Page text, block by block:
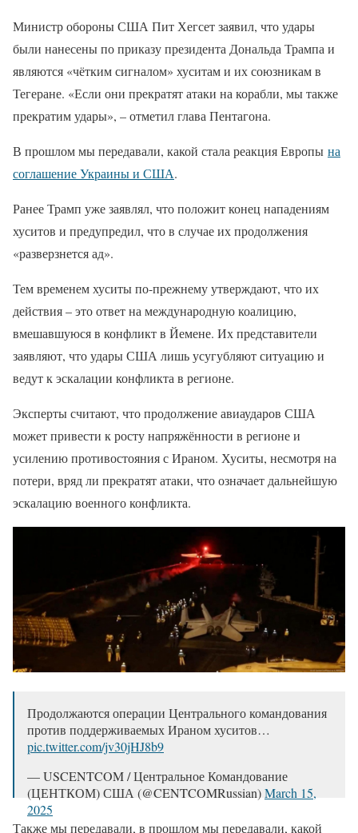
Министр обороны США Пит Хегсет заявил, что удары
были нанесены по приказу президента Дональда Трампа и
являются «чётким сигналом» хуситам и их союзникам в
Тегеране. «Если они прекратят атаки на корабли, мы также
прекратим удары», – отметил глава Пентагона.
В прошлом мы передавали, какой стала реакция Европы на
соглашение Украины и США.
Ранее Трамп уже заявлял, что положит конец нападениям
хуситов и предупредил, что в случае их продолжения
«разверзнется ад».
Тем временем хуситы по-прежнему утверждают, что их
действия – это ответ на международную коалицию,
вмешавшуюся в конфликт в Йемене. Их представители
заявляют, что удары США лишь усугубляют ситуацию и
ведут к эскалации конфликта в регионе.
Эксперты считают, что продолжение авиаударов США
может привести к росту напряжённости в регионе и
усилению противостояния с Ираном. Хуситы, несмотря на
потери, вряд ли прекратят атаки, что означает дальнейшую
эскалацию военного конфликта.
Продолжаются операции Центрального командования
против поддерживаемых Ираном хуситов…
pic.twitter.com/jv30jHJ8b9
— USCENTCOM / Центральное Командование
(ЦЕНТКОМ) США (@CENTCOMRussian)March 15,
2025
Также мы передавали, в прошлом мы передавали, какой